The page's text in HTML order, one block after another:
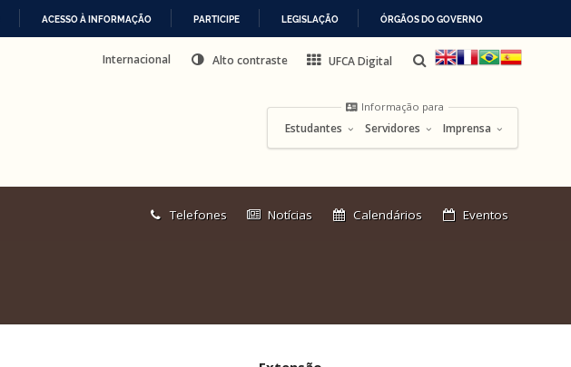
ACESSO À INFORMAÇÃO PARTICIPE LEGISLAÇÃO ÓRGÃOS DO GOVERNO
Internacional Alto contraste UFCA Digital
Informação para
Estudantes Servidores Imprensa
Link
Telefones Notícias Calendários Eventos